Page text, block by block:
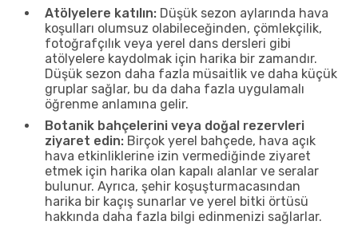
Atölyelere katılın: Düşük sezon aylarında hava
koşulları olumsuz olabileceğinden, çömlekçilik,
fotoğrafçılık veya yerel dans dersleri gibi
atölyelere kaydolmak için harika bir zamandır.
Düşük sezon daha fazla müsaitlik ve daha küçük
gruplar sağlar, bu da daha fazla uygulamalı
öğrenme anlamına gelir.
Botanik bahçelerini veya doğal rezervleri
ziyaret edin: Birçok yerel bahçede, hava açık
hava etkinliklerine izin vermediğinde ziyaret
etmek için harika olan kapalı alanlar ve seralar
bulunur. Ayrıca, şehir koşuşturmacasından
harika bir kaçış sunarlar ve yerel bitki örtüsü
hakkında daha fazla bilgi edinmenizi sağlarlar.